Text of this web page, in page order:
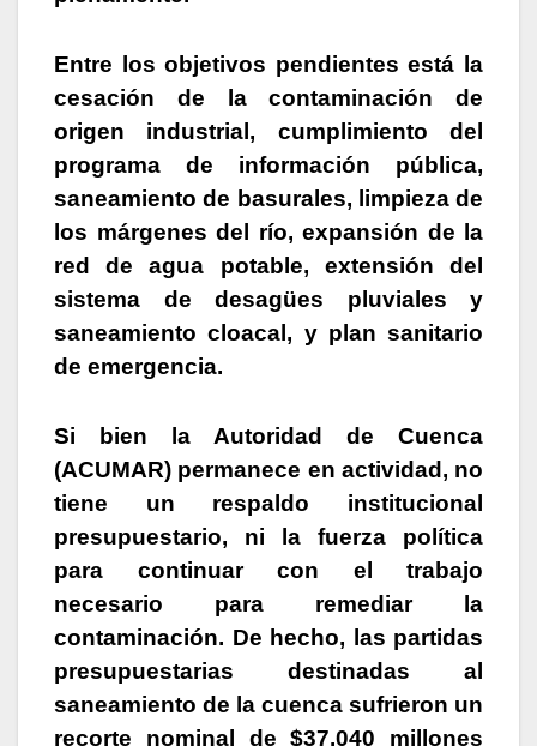
Entre los objetivos pendientes está la
cesación de la contaminación de
origen industrial, cumplimiento del
programa de información pública,
saneamiento de basurales, limpieza de
los márgenes del río, expansión de la
red de agua potable, extensión del
sistema de desagües pluviales y
saneamiento cloacal, y plan sanitario
de emergencia.
Si bien la Autoridad de Cuenca
(ACUMAR) permanece en actividad, no
tiene un respaldo institucional
presupuestario, ni la fuerza política
para continuar con el trabajo
necesario para remediar la
contaminación. De hecho, las partidas
presupuestarias destinadas al
saneamiento de la cuenca sufrieron un
recorte nominal de $37.040 millones